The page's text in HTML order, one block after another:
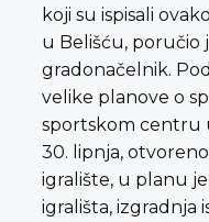
koji su ispisali
u Belišću, poručio
gradonačelnik.
velike planove o
sportskom centru
30. lipnja,
igralište, u planu
igrališta, izgradnja